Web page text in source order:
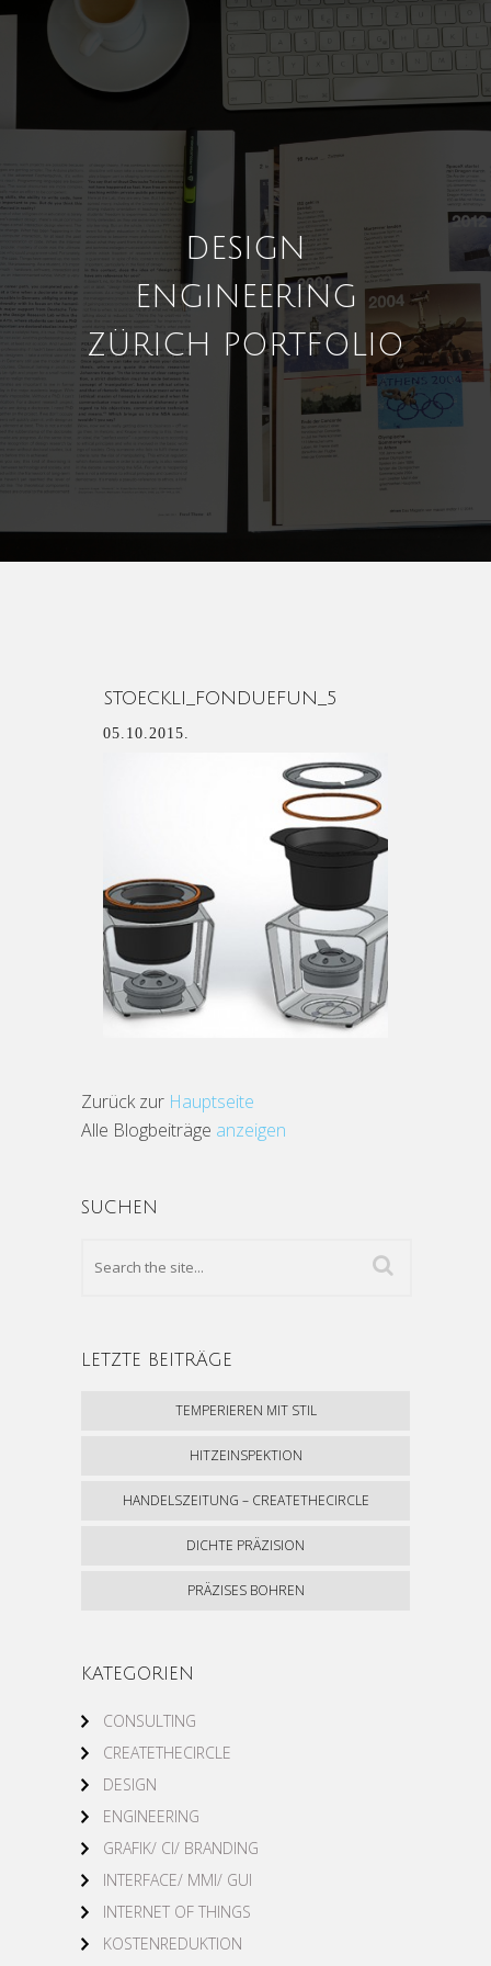
DESIGN
ENGINEERING
ZÜRICH PORTFOLIO
STOECKLI_FONDUEFUN_5
05.10.2015.
Zurück zur Hauptseite
Alle Blogbeiträge anzeigen
SUCHEN
LETZTE BEITRÄGE
TEMPERIEREN MIT STIL
HITZEINSPEKTION
HANDELSZEITUNG – CREATETHECIRCLE
DICHTE PRÄZISION
PRÄZISES BOHREN
KATEGORIEN
CONSULTING
CREATETHECIRCLE
DESIGN
ENGINEERING
GRAFIK/ CI/ BRANDING
INTERFACE/ MMI/ GUI
INTERNET OF THINGS
KOSTENREDUKTION